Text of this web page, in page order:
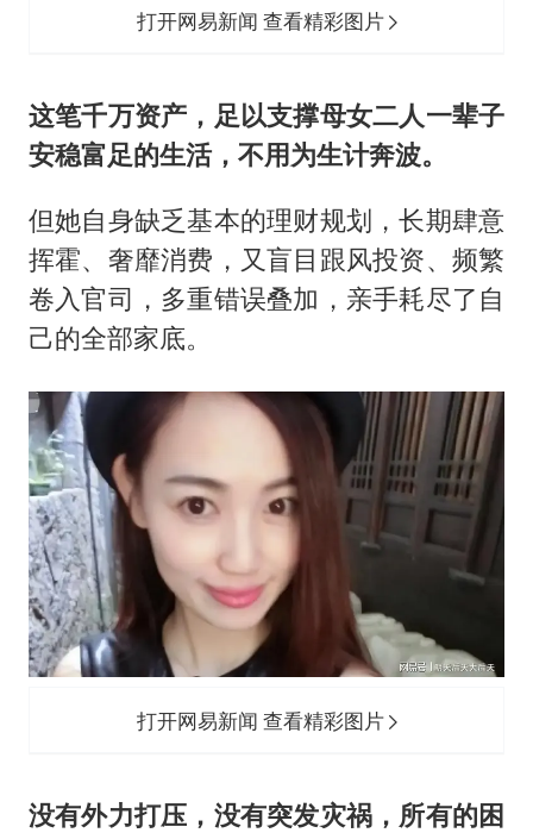
打开网易新闻 查看精彩图片
这笔千万资产，足以支撑母女二人一辈子
安稳富足的生活，不用为生计奔波。
但她自身缺乏基本的理财规划，长期肆意
挥霍、奢靡消费，又盲目跟风投资、频繁
卷入官司，多重错误叠加，亲手耗尽了自
己的全部家底。
打开网易新闻 查看精彩图片
没有外力打压，没有突发灾祸，所有的困